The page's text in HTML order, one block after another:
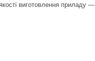
виготовлення приладу